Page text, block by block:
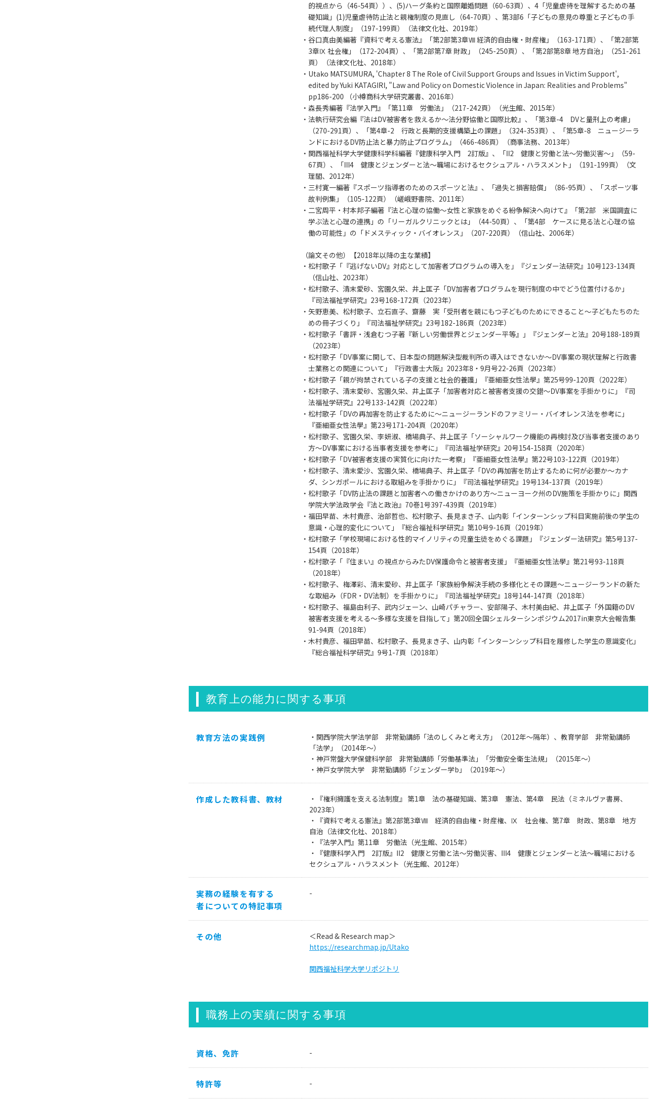
的視点から（46-54頁））、(5)ハーグ条約と国際離婚問題（60-63頁）、4「児童虐待を理解するための基
礎知識」(1)児童虐待防止法と親権制度の見直し（64-70頁）、第3部6「子どもの意見の尊重と子どもの手
続代理人制度」（197-199頁）（法律文化社、2019年）
・谷口真由美編著『資料で考える憲法』「第2部第3章Ⅷ 経済的自由権・財産権」（163-171頁）、「第2部第
3章Ⅸ 社会権」（172-204頁）、「第2部第7章 財政」（245-250頁）、「第2部第8章 地方自治」（251-261
頁）（法律文化社、2018年）
・Utako MATSUMURA, 'Chapter 8 The Role of Civil Support Groups and Issues in Victim Support',
edited by Yuki KATAGIRI, "Law and Policy on Domestic Violence in Japan: Realities and Problems"
pp186-200 （小樽商科大学研究叢書、2016年）
・森長秀編著『法学入門』「第11章 労働法」（217-242頁）（光生館、2015年）
・法執行研究会編『法はDV被害者を救えるか～法分野協働と国際比較』、「第3章-4 DVと量刑上の考慮」
（270-291頁）、「第4章-2 行政と長期的支援構築上の課題」（324-353頁）、「第5章-8 ニュージーラ
ンドにおけるDV防止法と暴力防止プログラム」（466-486頁）（商事法務、2013年）
・関西福祉科学大学健康科学科編著『健康科学入門 2訂版』、「II2 健康と労働と法～労働災害～」（59-
67頁）、「III4 健康とジェンダーと法～職場におけるセクシュアル・ハラスメント」（191-199頁）（文
理閣、2012年）
・三村寛一編著『スポーツ指導者のためのスポーツと法』、「過失と損害賠償」（86-95頁）、「スポーツ事
故判例集」（105-122頁）（嵯峨野書院、2011年）
・二宮周平・村本邦子編著『法と心理の協働～女性と家族をめぐる紛争解決へ向けて』「第2部 米国調査に
学ぶ法と心理の連携」の「リーガルクリニックとは」（44-50頁）、「第4部 ケースに見る法と心理の協
働の可能性」の「ドメスティック・バイオレンス」（207-220頁）（信山社、2006年）
（論文その他）【2018年以降の主な業績】
・松村歌子「『逃げないDV』対応として加害者プログラムの導入を」『ジェンダー法研究』10号123-134頁
（信山社、2023年）
・松村歌子、清末愛砂、宮園久栄、井上匡子「DV加害者プログラムを現行制度の中でどう位置付けるか」
『司法福祉学研究』23号168-172頁（2023年）
・矢野恵美、松村歌子、立石直子、齋藤 実「受刑者を親にもつ子どものためにできること～子どもたちのた
めの冊子づくり」『司法福祉学研究』23号182-186頁（2023年）
・松村歌子「書評・浅倉むつ子著『新しい労働世界とジェンダー平等』」『ジェンダーと法』20号188-189頁
（2023年）
・松村歌子「DV事案に関して、日本型の問題解決型裁判所の導入はできないか～DV事案の現状理解と行政書
士業務との関連について」『行政書士大阪』2023年8・9月号22-26頁（2023年）
・松村歌子「親が拘禁されている子の支援と社会的養護」『亜細亜女性法學』第25号99-120頁（2022年）
・松村歌子、清末愛砂、宮園久栄、井上匡子「加害者対応と被害者支援の交錯～DV事案を手掛かりに」『司
法福祉学研究』22号133-142頁（2022年）
・松村歌子「DVの再加害を防止するために～ニュージーランドのファミリー・バイオレンス法を参考に」
『亜細亜女性法學』第23号171-204頁（2020年）
・松村歌子、宮園久栄、李妍淑、橋場典子、井上匡子「ソーシャルワーク機能の再検討及び当事者支援のあり
方～DV事案における当事者支援を参考に」『司法福祉学研究』20号154-158頁（2020年）
・松村歌子「DV被害者支援の実質化に向けた一考察」『亜細亜女性法學』第22号103-122頁（2019年）
・松村歌子、清末愛沙、宮園久栄、橋場典子、井上匡子「DVの再加害を防止するために何が必要か～カナ
ダ、シンガポールにおける取組みを手掛かりに」『司法福祉学研究』19号134-137頁（2019年）
・松村歌子「DV防止法の課題と加害者への働きかけのあり方～ニューヨーク州のDV施策を手掛かりに」関西
学院大学法政学会『法と政治』70巻1号397-439頁（2019年）
・福田早苗、木村貴彦、治部哲也、松村歌子、長見まき子、山内彰「インターンシップ科目実施前後の学生の
意識・心理的変化について」『総合福祉科学研究』第10号9-16頁（2019年）
・松村歌子「学校現場における性的マイノリティの児童生徒をめぐる課題」『ジェンダー法研究』第5号137-
154頁（2018年）
・松村歌子「『住まい』の視点からみたDV保護命令と被害者支援」『亜細亜女性法學』第21号93-118頁
（2018年）
・松村歌子、梅澤彩、清末愛砂、井上匡子「家族紛争解決手続の多様化とその課題～ニュージーランドの新た
な取組み（FDR・DV法制）を手掛かりに」『司法福祉学研究』18号144-147頁（2018年）
・松村歌子、福島由利子、武内ジェーン、山崎パチャラー、安部陽子、木村美由紀、井上匡子「外国籍のDV
被害者支援を考える～多様な支援を目指して」第20回全国シェルターシンポジウム2017in東京大会報告集
91-94頁（2018年）
・木村貴彦、福田早苗、松村歌子、長見まき子、山内彰「インターンシップ科目を履修した学生の意識変化」
『総合福祉科学研究』9号1-7頁（2018年）
教育上の能力に関する事項
教育方法の実践例
・関西学院大学法学部 非常勤講師「法のしくみと考え方」（2012年～隔年）、教育学部 非常勤講師
「法学」（2014年～）
・神戸常盤大学保健科学部 非常勤講師「労働基準法」「労働安全衛生法規」（2015年～）
・神戸女学院大学 非常勤講師「ジェンダー学b」（2019年～）
作成した教科書、教材
・『権利擁護を支える法制度』 第1章 法の基礎知識、第3章 憲法、第4章 民法（ミネルヴァ書房、
2023年）
・『資料で考える憲法』第2部第3章Ⅷ 経済的自由権・財産権、Ⅸ 社会権、第7章 財政、第8章 地方
自治（法律文化社、2018年）
・『法学入門』第11章 労働法（光生館、2015年）
・『健康科学入門 2訂版』II2 健康と労働と法～労働災害、III4 健康とジェンダーと法～職場における
セクシュアル・ハラスメント（光生館、2012年）
実務の経験を有する
者についての特記事項
-
その他
＜Read & Research map＞
https://researchmap.jp/Utako
関西福祉科学大学リポジトリ
職務上の実績に関する事項
資格、免許 -
特許等 -